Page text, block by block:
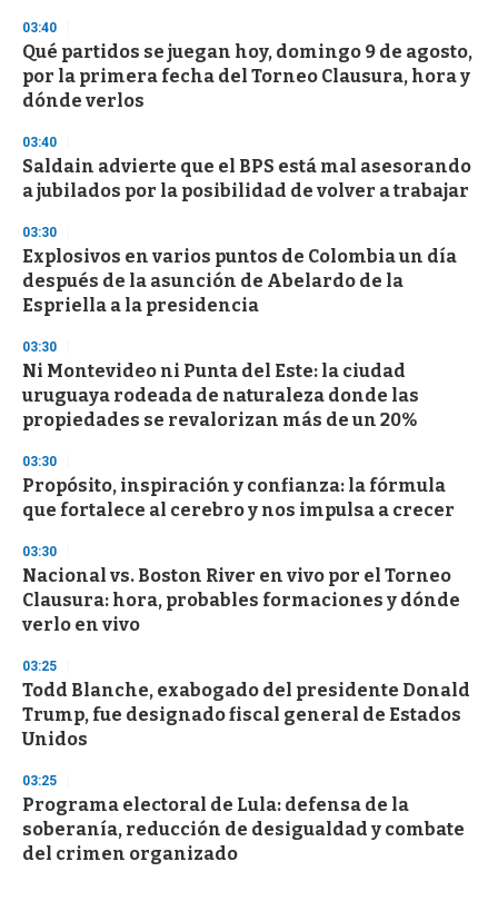
d
s
o
f
3
s
e
c
o
d
s
03:40
Qué partidos se juegan hoy, domingo 9 de agosto,
por la primera fecha del Torneo Clausura, hora y
dónde verlos
03:40
Saldain advierte que el BPS está mal asesorando
a jubilados por la posibilidad de volver a trabajar
03:30
Explosivos en varios puntos de Colombia un día
después de la asunción de Abelardo de la
Espriella a la presidencia
03:30
Ni Montevideo ni Punta del Este: la ciudad
uruguaya rodeada de naturaleza donde las
propiedades se revalorizan más de un 20%
03:30
Propósito, inspiración y confianza: la fórmula
que fortalece al cerebro y nos impulsa a crecer
03:30
Nacional vs. Boston River en vivo por el Torneo
Clausura: hora, probables formaciones y dónde
verlo en vivo
03:25
Todd Blanche, exabogado del presidente Donald
Trump, fue designado fiscal general de Estados
Unidos
03:25
Programa electoral de Lula: defensa de la
soberanía, reducción de desigualdad y combate
del crimen organizado